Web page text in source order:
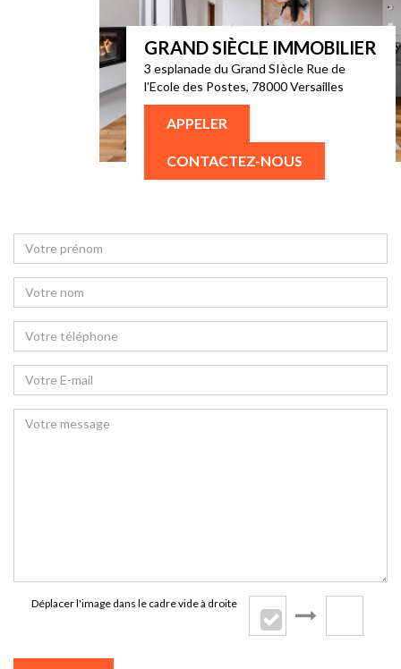
GRAND SIÈCLE IMMOBILIER
3 esplanade du Grand SIècle Rue de
l'Ecole des Postes, 78000 Versailles
APPELER
CONTACTEZ-NOUS
Déplacer l'image dans le cadre vide à droite